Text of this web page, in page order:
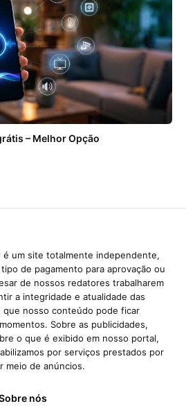
– Melhor Opção
é um site totalmente independente,
de pagamento para aprovação ou
de nossos redatores trabalharem
a integridade e atualidade das
que nosso conteúdo pode ficar
Sobre as publicidades,
o que é exibido em nosso portal,
por serviços prestados por
meio de anúncios.
nós